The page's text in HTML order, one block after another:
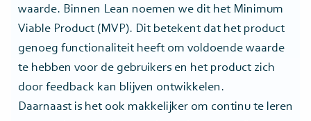
waarde. Binnen Lean noemen we dit het Minimum
Viable Product (MVP). Dit betekent dat het product
genoeg functionaliteit heeft om voldoende waarde
te hebben voor de gebruikers en het product zich
door feedback kan blijven ontwikkelen.
Daarnaast is het ook makkelijker om continu te leren